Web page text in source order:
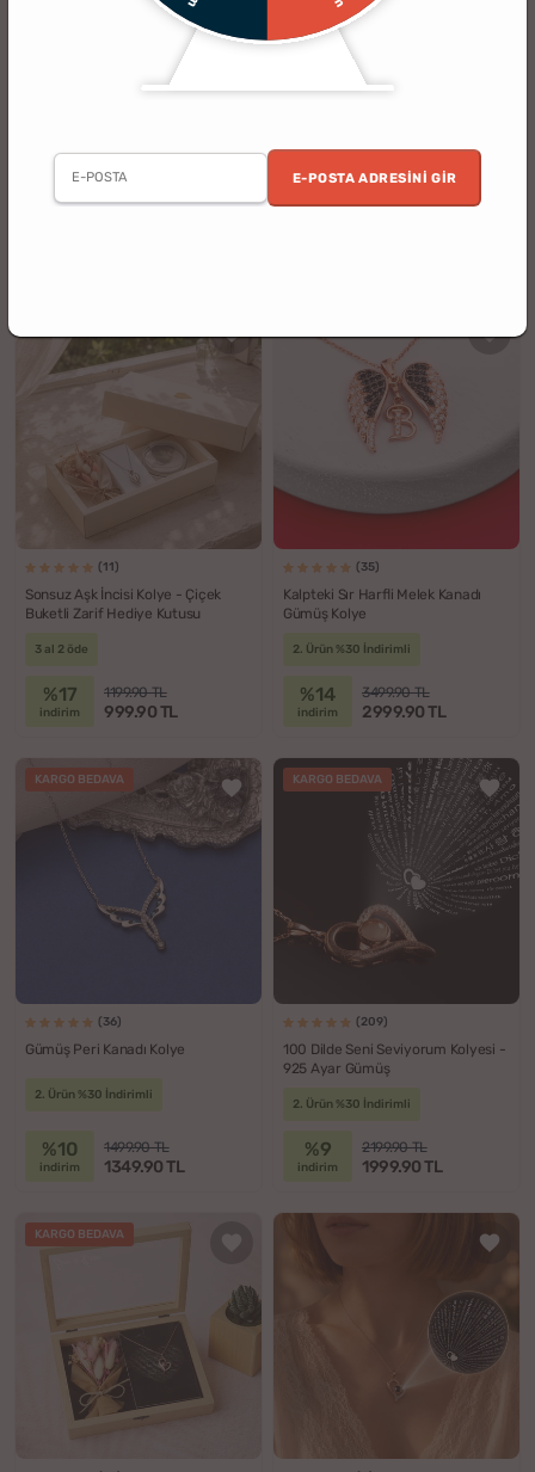
E-POSTA ADRESINI GIR
2. Ürün %30 İndirimli
(11)
Sonsuz Aşk İncisi Kolye - Çiçek
Buketli Zarif Hediye Kutusu
3 al 2 öde
%17
indirim
1199.90 TL
999.90 TL
(35)
Kalpteki Sır Harfli Melek Kanadı
Gümüş Kolye
2. Ürün %30 İndirimli
%14
indirim
3499.90 TL
2999.90 TL
KARGO BEDAVA
(36)
Gümüş Peri Kanadı Kolye
2. Ürün %30 İndirimli
%10
indirim
1499.90 TL
1349.90 TL
KARGO BEDAVA
(209)
100 Dilde Seni Seviyorum Kolyesi -
925 Ayar Gümüş
2. Ürün %30 İndirimli
%9
indirim
2199.90 TL
1999.90 TL
KARGO BEDAVA